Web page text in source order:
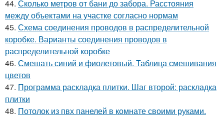
44. Сколько метров от бани до забора. Расстояния
между объектами на участке согласно нормам
45. Схема соединения проводов в распределительной
коробке. Варианты соединения проводов в
распределительной коробке
46. Смешать синий и фиолетовый. Таблица смешивания
цветов
47. Программа раскладка плитки. Шаг второй: раскладка
плитки
48. Потолок из пвх панелей в комнате своими руками.